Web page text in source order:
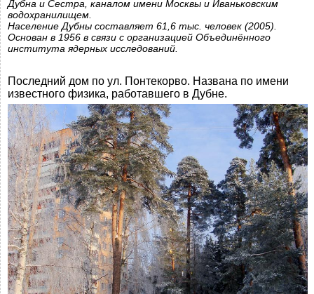
Дубна и Сестра, каналом имени Москвы и Иваньковским
водохранилищем.
Население Дубны составляет 61,6 тыс. человек (2005).
Основан в 1956 в связи с организацией Объединённого
института ядерных исследований.
Последний дом по ул. Понтекорво. Названа по имени
известного физика, работавшего в Дубне.